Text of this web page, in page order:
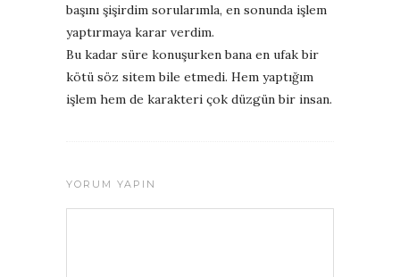
başını şişirdim sorularımla, en sonunda işlem
yaptırmaya karar verdim.
Bu kadar süre konuşurken bana en ufak bir
kötü söz sitem bile etmedi. Hem yaptığım
işlem hem de karakteri çok düzgün bir insan.
YORUM YAPIN